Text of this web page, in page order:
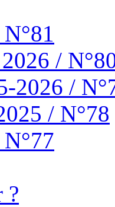
/
2026 /
/ N°78
?